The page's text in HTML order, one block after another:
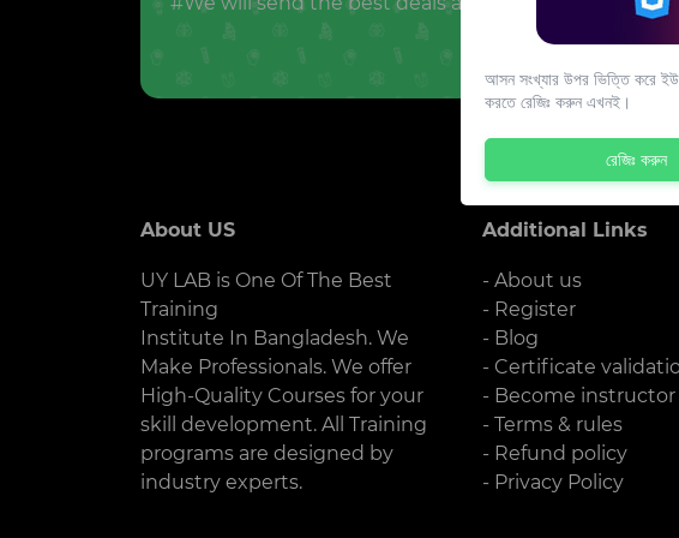
About US
UY LAB is One Of The Best
Training
Institute In Bangladesh. We
Make Professionals. We offer
High-Quality Courses for your
skill development. All Training
programs are designed by
industry experts.
Additional Links
- About us
- Register
- Blog
- Certificate
- Become instructor
- Terms & rules
- Refund policy
- Privacy Policy
আসন সংখ্যার উপর ভিত্তি করে ইউ
করতে রেজিঃ করুন এখনই।
রেজিঃ করুন